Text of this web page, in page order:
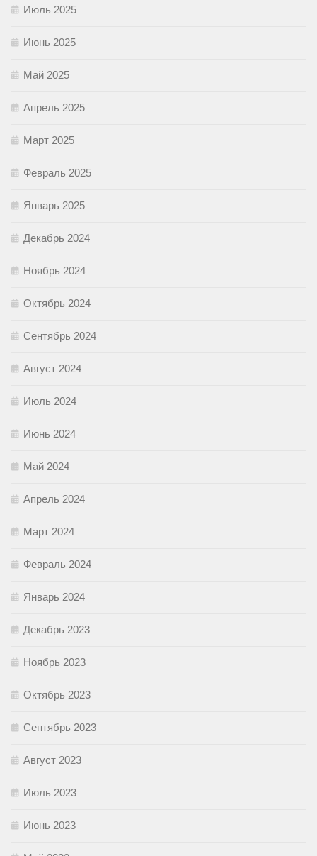
Июль 2025
Июнь 2025
Май 2025
Апрель 2025
Март 2025
Февраль 2025
Январь 2025
Декабрь 2024
Ноябрь 2024
Октябрь 2024
Сентябрь 2024
Август 2024
Июль 2024
Июнь 2024
Май 2024
Апрель 2024
Март 2024
Февраль 2024
Январь 2024
Декабрь 2023
Ноябрь 2023
Октябрь 2023
Сентябрь 2023
Август 2023
Июль 2023
Июнь 2023